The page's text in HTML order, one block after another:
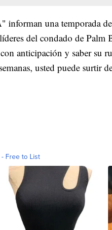
una temporada
del condado de Palm
anticipación y saber su
usted puede surtir
Free to List